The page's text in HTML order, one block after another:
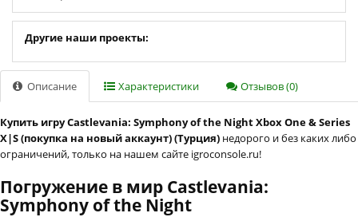
Другие наши проекты:
Описание Характеристики Отзывов (0)
Купить игру Castlevania: Symphony of the Night Xbox One & Series
X|S (покупка на новый аккаунт) (Турция) недорого и без каких либо
ограничений, только на нашем сайте igroconsole.ru!
Погружение в мир Castlevania:
Symphony of the Night